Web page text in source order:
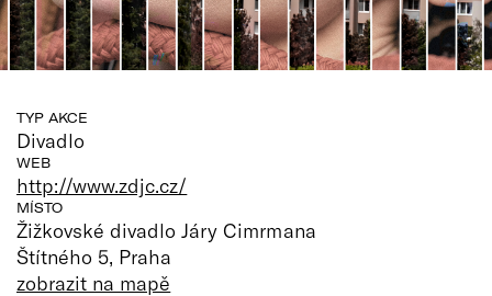
TYP AKCE
Divadlo
WEB
http://www.zdjc.cz/
MÍSTO
Žižkovské divadlo Járy Cimrmana
Štítného 5, Praha
zobrazit na mapě